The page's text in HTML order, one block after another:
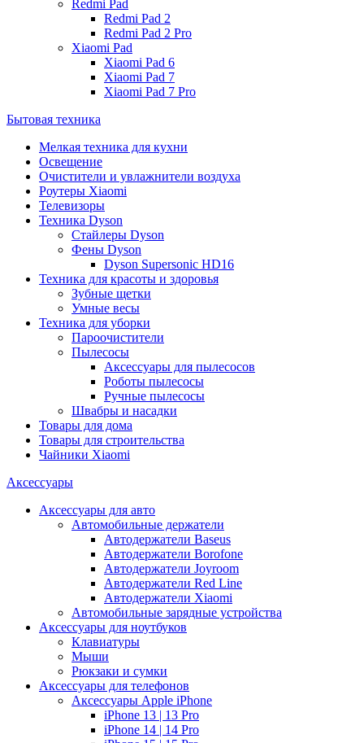
Redmi Pad
Redmi Pad 2
Redmi Pad 2 Pro
Xiaomi Pad
Xiaomi Pad 6
Xiaomi Pad 7
Xiaomi Pad 7 Pro
Бытовая техника
Мелкая техника для кухни
Освещение
Очистители и увлажнители воздуха
Роутеры Xiaomi
Телевизоры
Техника Dyson
Стайлеры Dyson
Фены Dyson
Dyson Supersonic HD16
Техника для красоты и здоровья
Зубные щетки
Умные весы
Техника для уборки
Пароочистители
Пылесосы
Аксессуары для пылесосов
Роботы пылесосы
Ручные пылесосы
Швабры и насадки
Товары для дома
Товары для строительства
Чайники Xiaomi
Аксессуары
Аксессуары для авто
Автомобильные держатели
Автодержатели Baseus
Автодержатели Borofone
Автодержатели Joyroom
Автодержатели Red Line
Автодержатели Xiaomi
Автомобильные зарядные устройства
Аксессуары для ноутбуков
Клавиатуры
Мыши
Рюкзаки и сумки
Аксессуары для телефонов
Аксессуары Apple iPhone
iPhone 13 | 13 Pro
iPhone 14 | 14 Pro